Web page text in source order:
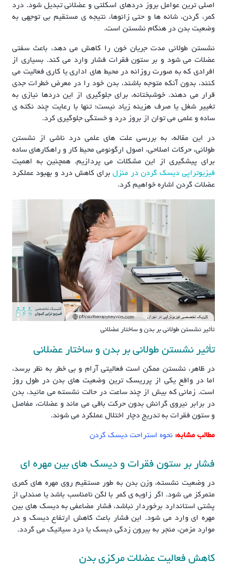
اصلی ترین عوامل بروز دردهای اسکلتی و عضلانی تبدیل شود. درد
کمر، گردن، شانه ها و حتی زانوها، نتیجه ی مستقیم بی توجهی به
وضعیت بدن در هنگام نشستن است.
نشستن طولانی مدت جریان خون را کاهش می دهد، باعث سفتی
عضلات می شود و بر ستون فقرات فشار وارد می کند. بسیاری از
افرادی که به صورت روزانه در محیط های اداری یا کاری فعالیت می
کنند، بدون آنکه متوجه باشند، بدن خود را در معرض خطرات جدی
قرار می دهند. خوشبختانه، برای جلوگیری از این دردها نیازی به
تغییر شغل یا صرف هزینه زیاد نیست؛ تنها با رعایت چند نکته ی
ساده و علمی می توان از بروز درد و خستگی جلوگیری کرد.
در این مقاله، به بررسی علت های علمی درد ناشی از نشستن
طولانی، حرکات اصلاحی، اصول ارگونومی محیط کار و راهکارهای ساده
برای پیشگیری از این مشکلات می پردازیم. همچنین به اهمیت
فیزیوتراپی دیسک گردن در منزلبرای کاهش درد و بهبود عملکرد
عضلات گردن اشاره خواهیم کرد.
تأثیر نشستن طولانی بر بدن و ساختار عضلانی
تأثیر نشستن طولانی بر بدن و ساختار عضلانی
در ظاهر، نشستن ممکن است فعالیتی آرام و بی خطر به نظر برسد،
اما در واقع یکی از پرریسک ترین وضعیت های بدن در طول روز
است. زمانی که بیش از چند ساعت در حالت نشسته می مانید، بدن
در برابر نیروی گرانش بدون حرکت باقی می ماند و عضلات، مفاصل
و ستون فقرات به تدریج دچار اختلال عملکرد می شوند.
مطالب مشابه: نحوه استراحت دیسک گردن
فشار بر ستون فقرات و دیسک های بین مهره ای
در وضعیت نشسته، وزن بدن به طور مستقیم روی مهره های کمری
متمرکز می شود. اگر زاویه ی کمر با لگن نامناسب باشد یا صندلی از
پشتی استاندارد برخوردار نباشد، فشار مضاعفی به دیسک های بین
مهره ای وارد می شود. این فشار باعث کاهش ارتفاع دیسک و در
موارد مزمن، منجر به بیرون زدگی دیسک یا درد سیاتیک می گردد.
کاهش فعالیت عضلات مرکزی بدن